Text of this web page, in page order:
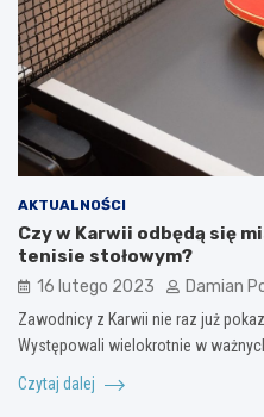
AKTUALNOŚCI
Czy w Karwii odbędą się
tenisie stołowym?
16 lutego 2023 Damian
Zawodnicy z Karwii nie raz już
Występowali wielokrotnie w
Czytaj dalej